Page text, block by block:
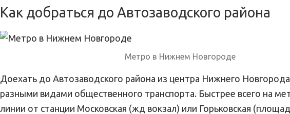
Как добраться до Автозаводского района
Метро в Нижнем Новгороде
Доехать до Автозаводского района из центра Нижнего
разными видами общественного транспорта. Быстрее всего на
линии от станции Московская (жд вокзал) или Горьковская